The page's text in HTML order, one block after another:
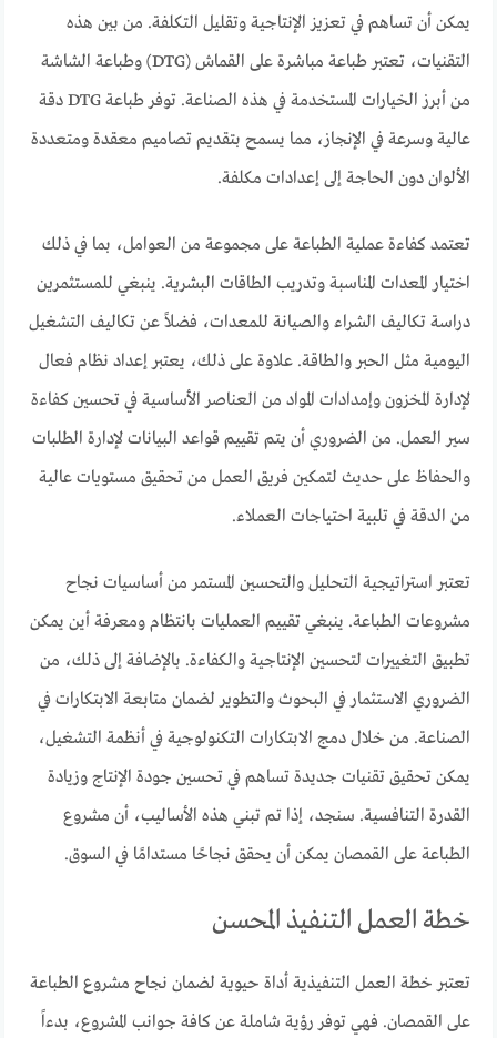
يمكن أن تساهم في تعزيز الإنتاجية وتقليل التكلفة. من بين هذه
التقنيات، تعتبر طباعة مباشرة على القماش (DTG) وطباعة الشاشة
من أبرز الخيارات المستخدمة في هذه الصناعة. توفر طباعة DTG دقة
عالية وسرعة في الإنجاز، مما يسمح بتقديم تصاميم معقدة ومتعددة
الألوان دون الحاجة إلى إعدادات مكلفة.
تعتمد كفاءة عملية الطباعة على مجموعة من العوامل، بما في ذلك
اختيار المعدات المناسبة وتدريب الطاقات البشرية. ينبغي للمستثمرين
دراسة تكاليف الشراء والصيانة للمعدات، فضلاً عن تكاليف التشغيل
اليومية مثل الحبر والطاقة. علاوة على ذلك، يعتبر إعداد نظام فعال
لإدارة المخزون وإمدادات المواد من العناصر الأساسية في تحسين كفاءة
سير العمل. من الضروري أن يتم تقييم قواعد البيانات لإدارة الطلبات
والحفاظ على حديث لتمكين فريق العمل من تحقيق مستويات عالية
من الدقة في تلبية احتياجات العملاء.
تعتبر استراتيجية التحليل والتحسين المستمر من أساسيات نجاح
مشروعات الطباعة. ينبغي تقييم العمليات بانتظام ومعرفة أين يمكن
تطبيق التغييرات لتحسين الإنتاجية والكفاءة. بالإضافة إلى ذلك، من
الضروري الاستثمار في البحوث والتطوير لضمان متابعة الابتكارات في
الصناعة. من خلال دمج الابتكارات التكنولوجية في أنظمة التشغيل،
يمكن تحقيق تقنيات جديدة تساهم في تحسين جودة الإنتاج وزيادة
القدرة التنافسية. سنجد، إذا تم تبني هذه الأساليب، أن مشروع
الطباعة على القمصان يمكن أن يحقق نجاحًا مستدامًا في السوق.
خطة العمل التنفيذ المحسن
تعتبر خطة العمل التنفيذية أداة حيوية لضمان نجاح مشروع الطباعة
على القمصان. فهي توفر رؤية شاملة عن كافة جوانب المشروع، بدءاً